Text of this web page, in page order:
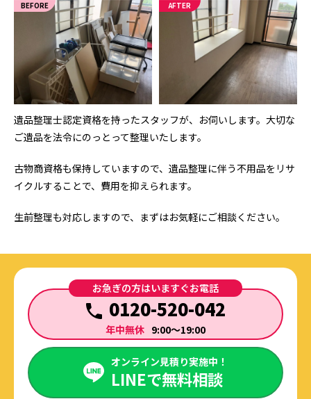
BEFORE AFTER
遺品整理士認定資格を持ったスタッフが、お伺いします。大切な
ご遺品を法令にのっとって整理いたします。
古物商資格も保持していますので、遺品整理に伴う不用品をリサ
イクルすることで、費用を抑えられます。
生前整理も対応しますので、まずはお気軽にご相談ください。
お急ぎの方はいますぐお電話
0120-520-042
年中無休 9:00～19:00
オンライン見積り実施中！
LINEで無料相談